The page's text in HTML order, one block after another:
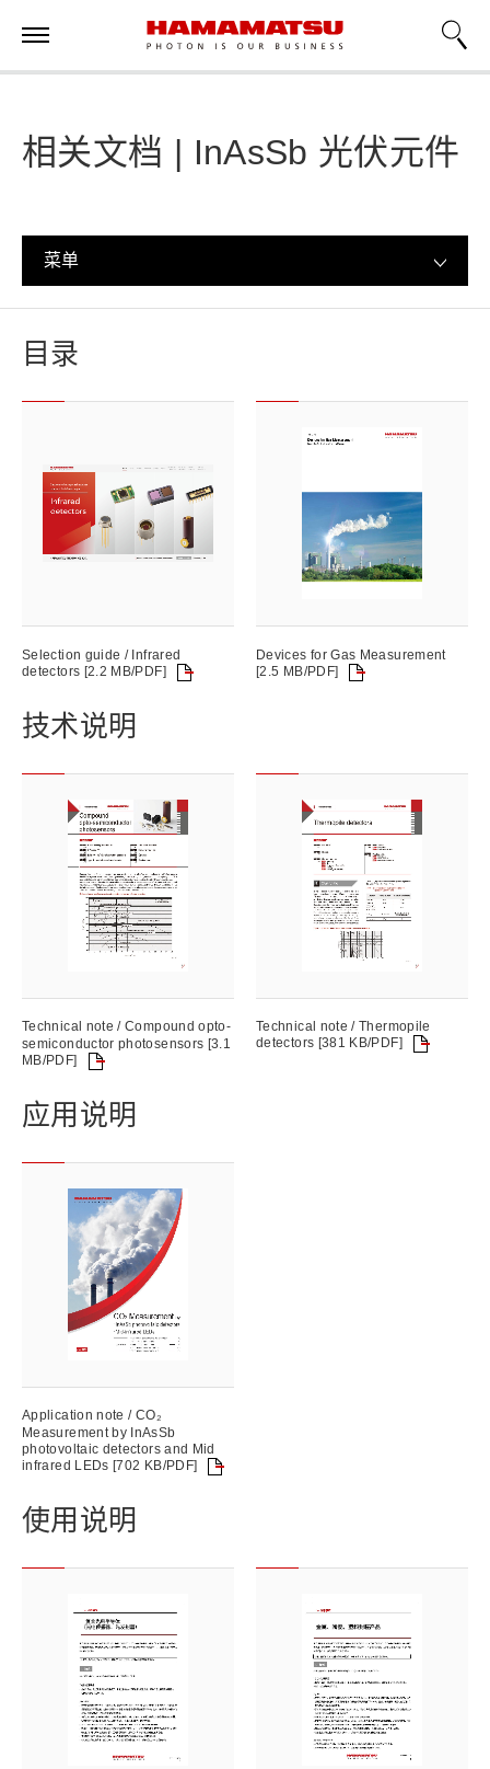
相关文档 | InAsSb 光伏元件
菜单
目录
Selection guide / Infrared
detectors [2.2 MB/PDF]
Devices for Gas Measurement
[2.5 MB/PDF]
技术说明
Technical note / Compound opto-
semiconductor photosensors [3.1
MB/PDF]
Technical note / Thermopile
detectors [381 KB/PDF]
应用说明
Application note / CO₂
Measurement by InAsSb
photovoltaic detectors and Mid
infrared LEDs [702 KB/PDF]
使用说明